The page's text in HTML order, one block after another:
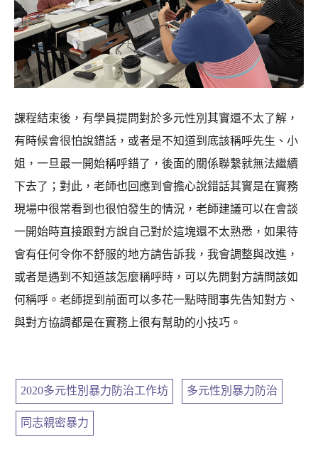
課程結束後，有學員提問對於多元性別其實還不太了解，
有時候會很怕說錯話，或者是不知道到底該稱呼先生、小
姐，一旦最一開始稱呼錯了，後面的關係聯繫就無法繼續
下去了；對此，老師也回應到會擔心說錯話其實是在實務
現場中很常看到也很怕發生的情況，老師建議可以在會談
一開始時直接跟對方說自己對於這塊還不太熟悉，如果待
會有任何令你不舒服的地方請告訴我，我會調整與改進，
或者是遇到不知道該怎麼稱呼時，可以先問對方請問該如
何稱呼。老師提到前面可以多花一點時間事先告知對方、
與對方協調都是在實務上很有幫助的小技巧。
2020多元性別暴力防治工作坊 多元性別暴力防治
同志親密暴力